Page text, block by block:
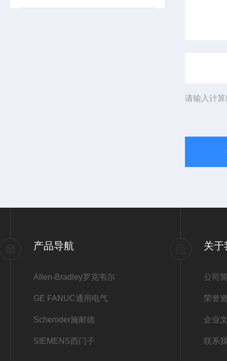
请输入计
产品导航
Allen-Bradley罗克韦尔
GE FANUC通用电气
Schenider施耐德
SIEMENS西门子
关于
公司
荣誉
企业
联系